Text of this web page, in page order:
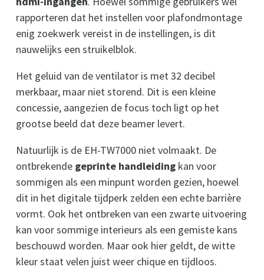
rapporteren dat het instellen voor plafondmontage
enig zoekwerk vereist in de instellingen, is dit
nauwelijks een struikelblok.
Het geluid van de ventilator is met 32 decibel
merkbaar, maar niet storend. Dit is een kleine
concessie, aangezien de focus toch ligt op het
grootse beeld dat deze beamer levert.
Natuurlijk is de EH-TW7000 niet volmaakt. De
ontbrekende geprinte handleiding kan voor
sommigen als een minpunt worden gezien, hoewel
dit in het digitale tijdperk zelden een echte barrière
vormt. Ook het ontbreken van een zwarte uitvoering
kan voor sommige interieurs als een gemiste kans
beschouwd worden. Maar ook hier geldt, de witte
kleur staat velen juist weer chique en tijdloos.